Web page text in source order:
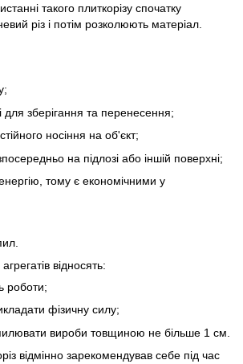
такого плиткорізу спочатку
різ і потім розколюють матеріал.
для зберігання та перенесення;
носіння на об'єкт;
на підлозі або іншій поверхні;
тому є економічними у
відносять:
роботи;
фізичну силу;
вироби товщиною не більше 1 см.
відмінно зарекомендував себе під час